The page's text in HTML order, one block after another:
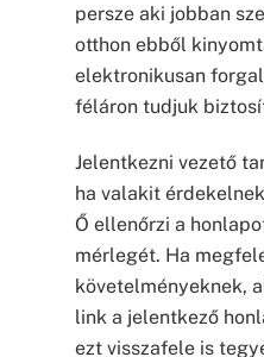
persze aki jobban
otthon ebből
elektronikusan
féláron tudjuk
Jelentkezni vezető
ha valakit
Ő ellenőrzi a
mérlegét. Ha
követelményeknek,
link a jelentkező
ezt visszafele is